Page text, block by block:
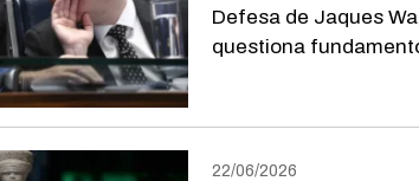
Defesa de Jaques
questiona
22/06/2026